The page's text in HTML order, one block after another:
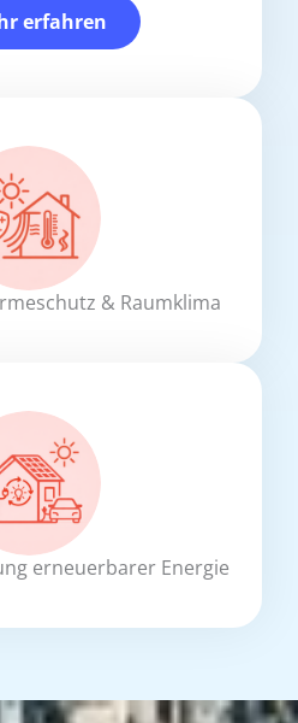
erfahren
& Raumklima
erneuerbarer Energie